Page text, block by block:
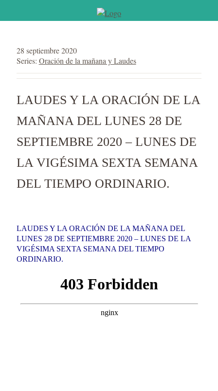
28 septiembre 2020
Series: Oración de la mañana y Laudes
LAUDES Y LA ORACIÓN DE LA
MAÑANA DEL LUNES 28 DE
SEPTIEMBRE 2020 – LUNES DE
LA VIGÉSIMA SEXTA SEMANA
DEL TIEMPO ORDINARIO.
LAUDES Y LA ORACIÓN DE LA MAÑANA DEL
LUNES 28 DE SEPTIEMBRE 2020 – LUNES DE LA
VIGÉSIMA SEXTA SEMANA DEL TIEMPO
ORDINARIO.